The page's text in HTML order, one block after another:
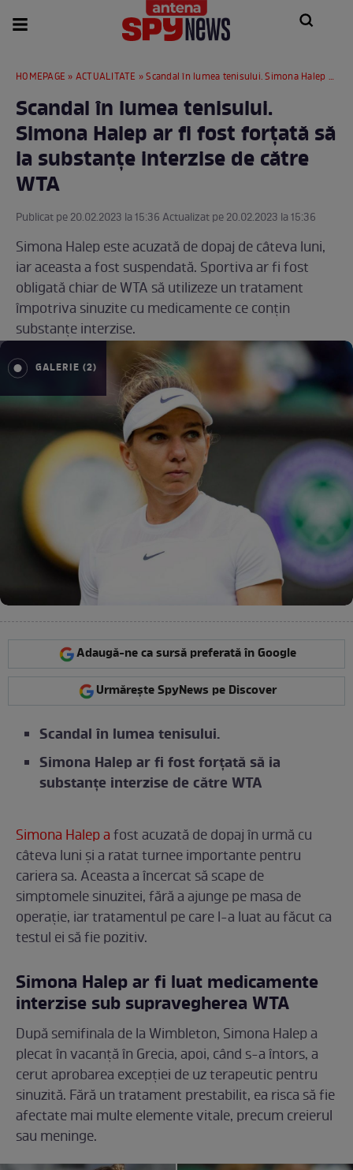
HOMEPAGE » ACTUALITATE » Scandal în lumea tenisului. Simona Halep ar fi fost forțată să ia substanțe interzise de către WTA
Scandal în lumea tenisului.
Simona Halep ar fi fost forțată să
ia substanțe interzise de către
WTA
Publicat pe 20.02.2023 la 15:36 Actualizat pe 20.02.2023 la 15:36
Simona Halep este acuzată de dopaj de câteva luni,
iar aceasta a fost suspendată. Sportiva ar fi fost
obligată chiar de WTA să utilizeze un tratament
împotriva sinuzite cu medicamente ce conțin
substanțe interzise.
GALERIE (2)
Adaugă-ne ca sursă preferată în Google
Urmărește SpyNews pe Discover
Scandal în lumea tenisului.
Simona Halep ar fi fost forțată să ia
substanțe interzise de către WTA
Simona Halep afost acuzată de dopaj în urmă cu
câteva luni și a ratat turnee importante pentru
cariera sa. Aceasta a încercat să scape de
simptomele sinuzitei, fără a ajunge pe masa de
operație, iar tratamentul pe care l-a luat au făcut ca
testul ei să fie pozitiv.
Simona Halep ar fi luat medicamente
interzise sub supravegherea WTA
După semifinala de la Wimbleton, Simona Halep a
plecat în vacanță în Grecia, apoi, când s-a întors, a
cerut aprobarea excepției de uz terapeutic pentru
sinuzită. Fără un tratament prestabilit, ea risca să fie
afectate mai multe elemente vitale, precum creierul
sau meninge.